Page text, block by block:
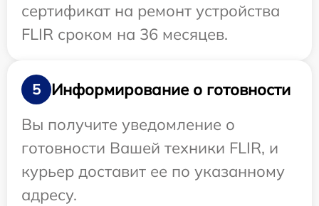
сертификат на ремонт устройства
FLIR сроком на 36 месяцев.
5
Информирование о готовности
Вы получите уведомление о
готовности Вашей техники FLIR, и
курьер доставит ее по указанному
адресу.